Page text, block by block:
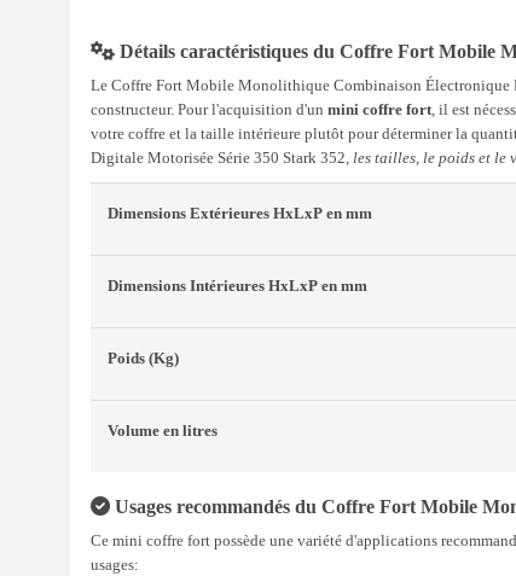
Détails caractéristiques du Coffre Fort Mobile
Le Coffre Fort Mobile Monolithique Combinaison Électronique
constructeur. Pour l'acquisition d'un mini coffre fort, il est
votre coffre et la taille intérieure plutôt pour déterminer la
Digitale Motorisée Série 350 Stark 352, les tailles, le poids et le
Dimensions Extérieures HxLxP en mm
Dimensions Intérieures HxLxP en mm
Poids (Kg)
Volume en litres
Usages recommandés du Coffre Fort Mobile
Ce mini coffre fort possède une variété d'applications
usages: